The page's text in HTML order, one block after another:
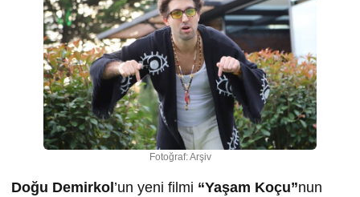
Fotoğraf: Arşiv
Doğu Demirkol ’un yeni filmi “Yaşam Koçu”nun